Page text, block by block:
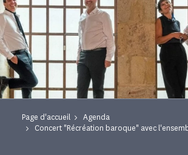
Page d'accueil
Agenda
Concert "Récréation baroque" avec